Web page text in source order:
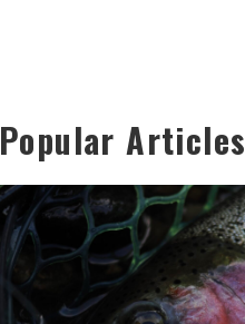
Popular Articles